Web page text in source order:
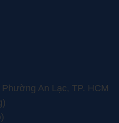
An Lạc, TP. HCM